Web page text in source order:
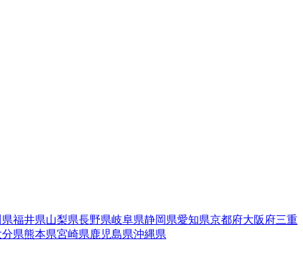
福井県山梨県長野県岐阜県静岡県愛知県京都府大阪府三重
分県熊本県宮崎県鹿児島県沖縄県